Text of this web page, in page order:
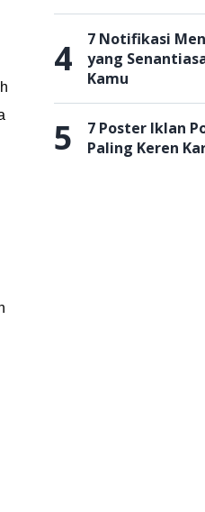
4
7 Notifikasi
yang
Kamu
5
7 Poster Iklan
Paling Keren